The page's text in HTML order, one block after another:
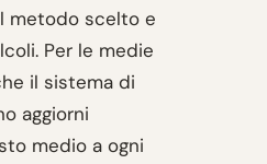
metodo scelto e
Per le medie
il sistema di
aggiorni
medio a ogni